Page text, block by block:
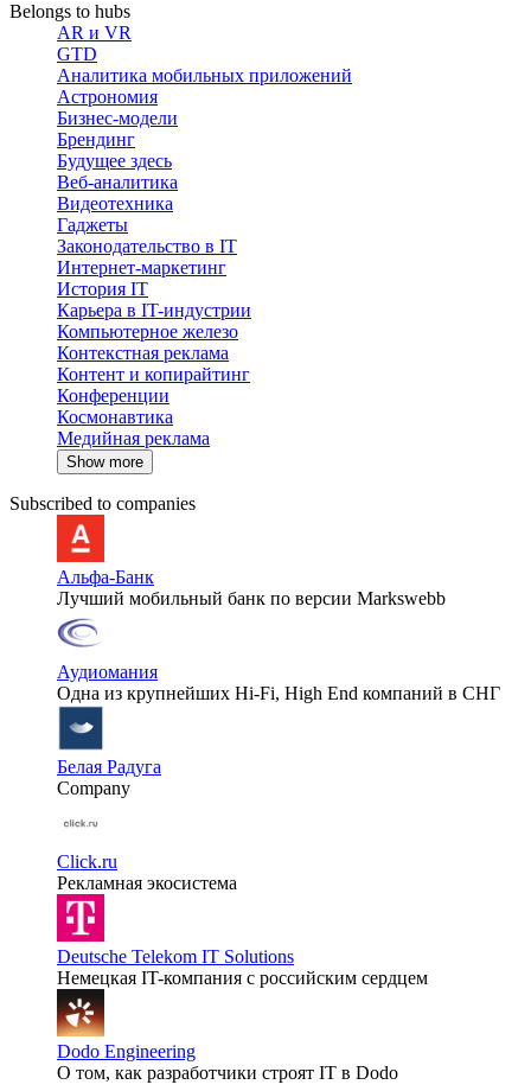
Belongs to hubs
AR и VR
GTD
Аналитика мобильных приложений
Астрономия
Бизнес-модели
Брендинг
Будущее здесь
Веб-аналитика
Видеотехника
Гаджеты
Законодательство в IT
Интернет-маркетинг
История IT
Карьера в IT-индустрии
Компьютерное железо
Контекстная реклама
Контент и копирайтинг
Конференции
Космонавтика
Медийная реклама
Show more
Subscribed to companies
Альфа-Банк
Лучший мобильный банк по версии Markswebb
Аудиомания
Одна из крупнейших Hi-Fi, High End компаний в СНГ
Белая Радуга
Company
Click.ru
Рекламная экосистема
Deutsche Telekom IT Solutions
Немецкая IT-компания с российским сердцем
Dodo Engineering
О том, как разработчики строят IT в Dodo